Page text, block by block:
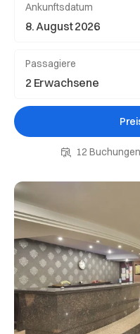
Ankunftsdatum
Passagiere
12